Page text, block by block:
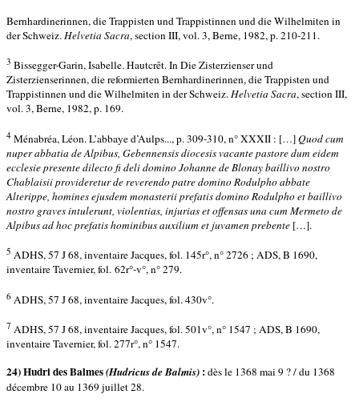
Bernhardinerinnen, die Trappisten und Trappistinnen und die Wilhelmiten in
der Schweiz.Helvetia Sacra, section III, vol. 3, Berne, 1982, p. 210-211.
3 Bissegger-Garin, Isabelle. Hautcrêt. In Die Zisterzienser und
Zisterzienserinnen, die reformierten Bernhardinerinnen, die Trappisten und
Trappistinnen und die Wilhelmiten in der Schweiz.Helvetia Sacra, section III,
vol. 3, Berne, 1982, p. 169.
4 Ménabréa, Léon. L’abbaye d’Aulps..., p. 309-310, n° XXXII : […]Quod cum
nuper abbatia de Alpibus, Gebennensis diocesis vacante pastore dum eidem
ecclesie presente dilecto fi deli domino Johanne de Blonay baillivo nostro
Chablaisii provideretur de reverendo patre domino Rodulpho abbate
Alterippe, homines ejusdem monasterii prefatis domino Rodulpho et baillivo
nostro graves intulerunt, violentias, injurias et offensas una cum Mermeto de
Alpibus ad hoc prefatis hominibus auxilium et juvamen prebente […].
5 ADHS, 57 J 68, inventaire Jacques, fol. 145r°, n° 2726 ; ADS, B 1690,
inventaire Tavernier, fol. 62r°-v°, n° 279.
6 ADHS, 57 J 68, inventaire Jacques, fol. 430v°.
7 ADHS, 57 J 68, inventaire Jacques, fol. 501v°, n° 1547 ; ADS, B 1690,
inventaire Tavernier, fol. 277r°, n° 1547.
24) Hudri des Balmes(Hudricus de Balmis) :dès le 1368 mai 9 ? / du 1368
décembre 10 au 1369 juillet 28.